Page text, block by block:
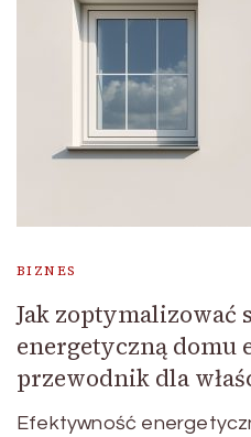
BIZNES
Jak zoptymalizować
energetyczną domu
przewodnik dla
Efektywność